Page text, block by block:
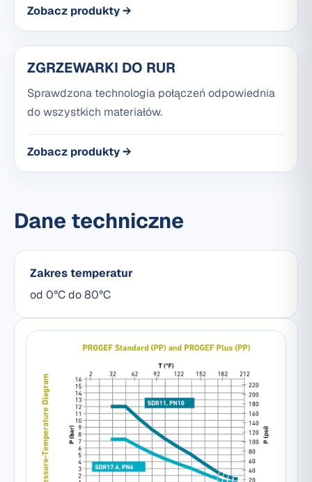
Zobacz produkty →
ZGRZEWARKI DO RUR
Sprawdzona technologia połączeń odpowiednia
do wszystkich materiałów.
Zobacz produkty →
Dane techniczne
Zakres temperatur
od 0°C do 80°C